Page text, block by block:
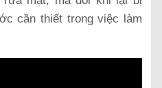
cần thiết trong việc làm